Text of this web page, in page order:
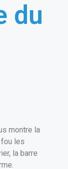
du
montre la
fou les
la barre